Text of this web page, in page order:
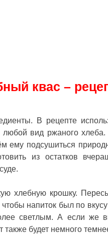
квас –
В рецепте
вид ржаного
ему подсушиться
из остатков
хлебную крошку.
напиток был по
светлым. А если же
также будет немного